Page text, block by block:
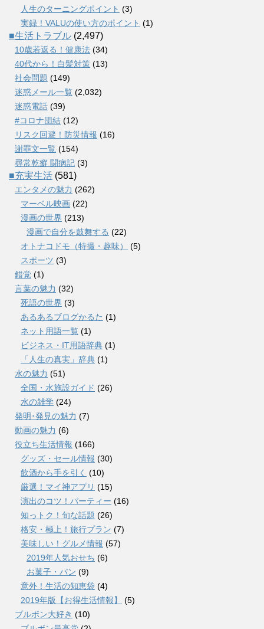
人生のターニングポイント (3)
実録！VALUの使い方のポイント (1)
■生活トラブル (2,497)
10歳若返る！健康法 (34)
40代から！白髪対策 (13)
社会問題 (149)
迷惑メール一覧 (2,032)
迷惑電話 (39)
#コロナ団結 (12)
リスク回避！防災情報 (16)
謝罪文一覧 (154)
尋常乾癬 闘病記 (3)
■充実生活 (581)
エンタメの魅力 (262)
マーベル映画 (22)
漫画の世界 (213)
漫画で自分を鼓舞する (22)
オトナコドモ（特撮・趣味）
(5)
スポーツ (3)
錯覚 (1)
言葉の魅力 (32)
死語の世界 (3)
あるあるブログかるた (1)
ネット用語一覧 (1)
ビジネス・IT用語辞典 (1)
「人生の真実」辞典 (1)
水の魅力 (51)
全国・水施設ガイド (26)
水の雑学 (24)
発明･発見の魅力 (7)
動画の魅力 (6)
役立ち生活情報 (166)
グッズ・セール情報 (30)
飲酒から手を引く (10)
厳選！マイ神アプリ (15)
演出のコツ！パーティー (16)
知っトク！旬な話題 (26)
格安・極上！旅行プラン (7)
美味しい！グルメ情報 (57)
2019年人気おせち (6)
お菓子・パン (9)
意外！生活の知恵袋 (4)
2019年版【お得生活情報】
(5)
ブルボン大好き (10)